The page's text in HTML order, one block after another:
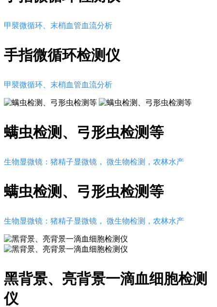
甲襞微循环、末梢血管血流分析
手指微循环检测仪
甲襞微循环、末梢血管血流分析
螨虫检测、弓形虫检测等
生物显微镜：猪精子显微镜， 微生物检测，农林水产
螨虫检测、弓形虫检测等
生物显微镜：猪精子显微镜， 微生物检测，农林水产
黑背景、亮背景一滴血细胞检测
仪